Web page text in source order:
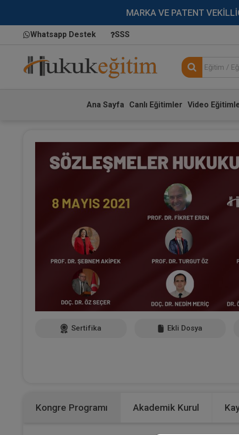
MARKA VE PATENT
Whatsapp Destek SSS
Ana Sayfa Canlı Eğitimler Video
Sertifika Ekli Dosya
Kongre Programı Akademik Kurul